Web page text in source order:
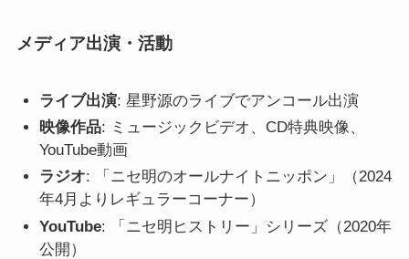
メディア出演・活動
ライブ出演: 星野源のライブでアンコール出演
映像作品: ミュージックビデオ、CD特典映像、
YouTube動画
ラジオ: 「ニセ明のオールナイトニッポン」（2024
年4月よりレギュラーコーナー）
YouTube: 「ニセ明ヒストリー」シリーズ（2020年
公開）